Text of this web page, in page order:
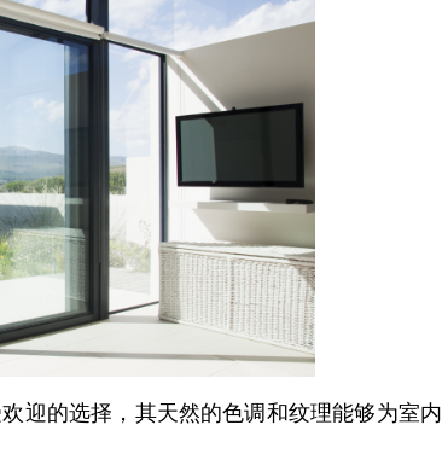
的选择，其天然的色调和纹理能够为室内